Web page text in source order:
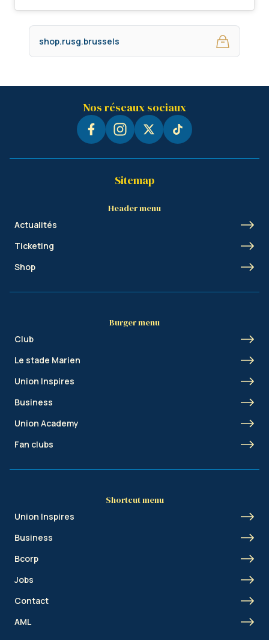
shop.rusg.brussels
Nos réseaux sociaux
Sitemap
Header menu
Actualités
Ticketing
Shop
Burger menu
Club
Le stade Marien
Union Inspires
Business
Union Academy
Fan clubs
Shortcut menu
Union Inspires
Business
Bcorp
Jobs
Contact
AML